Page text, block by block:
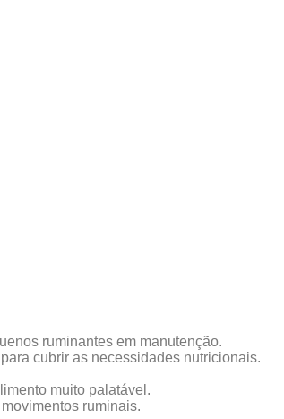
ruminantes em manutenção.
cubrir as necessidades nutricionais.
muito palatável.
ruminais.